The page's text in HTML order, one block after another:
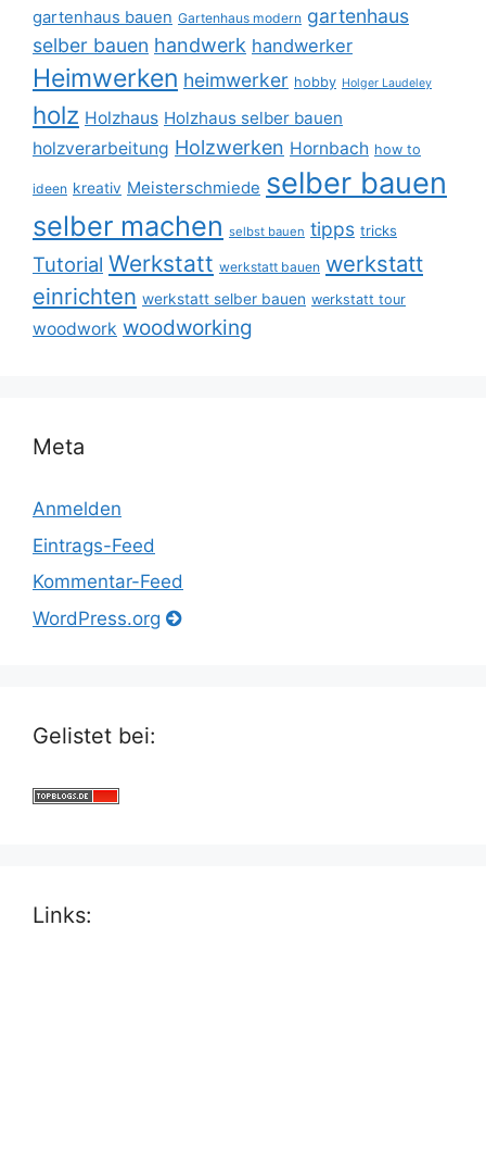
gartenhaus bauen Gartenhaus modern gartenhaus
selber bauen handwerk handwerker
Heimwerken heimwerker hobby Holger Laudeley
holz Holzhaus Holzhaus selber bauen
holzverarbeitung Holzwerken Hornbach how to
ideen kreativ Meisterschmiede selber bauen
selber machen selbst bauen tipps tricks
Tutorial Werkstatt werkstatt bauen werkstatt
einrichten werkstatt selber bauen werkstatt tour
woodwork woodworking
Meta
Anmelden
Eintrags-Feed
Kommentar-Feed
WordPress.org
Gelistet bei:
Links: